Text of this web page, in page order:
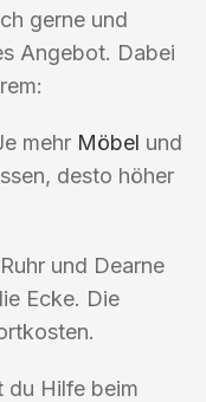
gerne und
Angebot. Dabei
mehr Möbel und
desto höher
und Dearne
Ecke. Die
du Hilfe beim